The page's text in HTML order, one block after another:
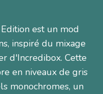
est un mod
inspiré du mixage
d'Incredibox. Cette
en niveaux de gris
monochromes, un